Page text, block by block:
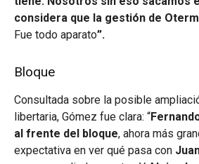
considera que la gestión de
Fue todo aparato”.
Bloque
Consultada sobre la posible
libertaria, Gómez fue clara: “
al frente del bloque, ahora más
expectativa en ver qué pasa con